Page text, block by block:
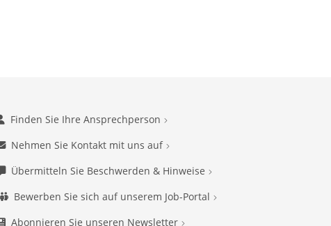
Finden Sie Ihre Ansprechperson
Nehmen Sie Kontakt mit uns auf
Übermitteln Sie Beschwerden & Hinweise
Bewerben Sie sich auf unserem Job-Portal
Abonnieren Sie unseren Newsletter